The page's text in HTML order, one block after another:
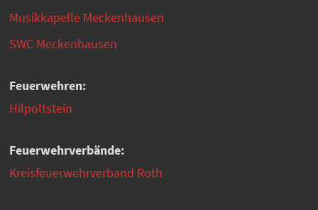
Musikkapelle Meckenhausen
SWC Meckenhausen
Feuerwehren:
Hilpoltstein
Feuerwehrverbände:
Kreisfeuerwehrverband Roth